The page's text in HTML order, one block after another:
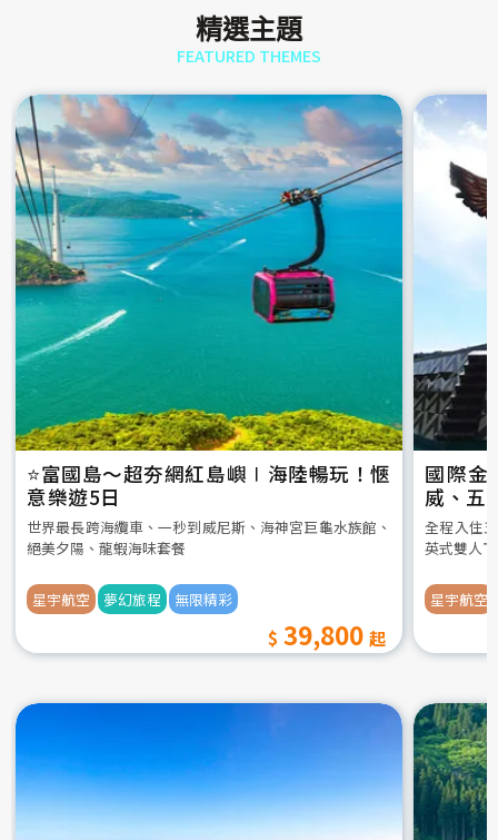
精選主題
FEATURED THEMES
⭐️富國島～超夯網紅島嶼∣海陸暢玩！愜
意樂遊5日
世界最長跨海纜車、一秒到威尼斯、海神宮巨龜水族館、
絕美夕陽、龍蝦海味套餐
星宇航空 夢幻旅程 無限精彩
39,800
國際金
威、五
全程入住
英式雙人
星宇航空